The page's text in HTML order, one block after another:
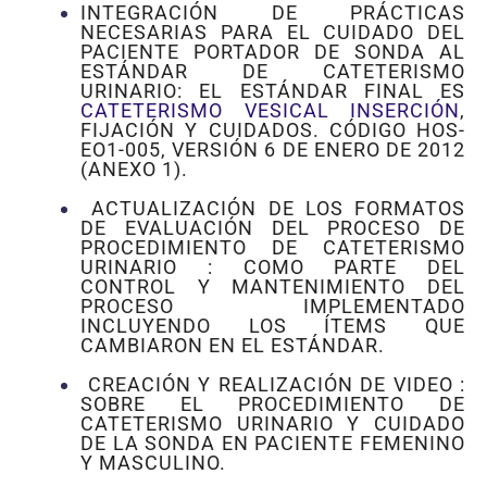
INTEGRACIÓN DE PRÁCTICAS
NECESARIAS PARA EL CUIDADO DEL
PACIENTE PORTADOR DE SONDA AL
ESTÁNDAR DE CATETERISMO
URINARIO: EL ESTÁNDAR FINAL ES
CATETERISMO VESICAL INSERCIÓN,
FIJACIÓN Y CUIDADOS. CÓDIGO HOS-
EO1-005, VERSIÓN 6 DE ENERO DE 2012
(ANEXO 1).
ACTUALIZACIÓN DE LOS FORMATOS
DE EVALUACIÓN DEL PROCESO DE
PROCEDIMIENTO DE CATETERISMO
URINARIO : COMO PARTE DEL
CONTROL Y MANTENIMIENTO DEL
PROCESO IMPLEMENTADO
INCLUYENDO LOS ÍTEMS QUE
CAMBIARON EN EL ESTÁNDAR.
CREACIÓN Y REALIZACIÓN DE VIDEO :
SOBRE EL PROCEDIMIENTO DE
CATETERISMO URINARIO Y CUIDADO
DE LA SONDA EN PACIENTE FEMENINO
Y MASCULINO.